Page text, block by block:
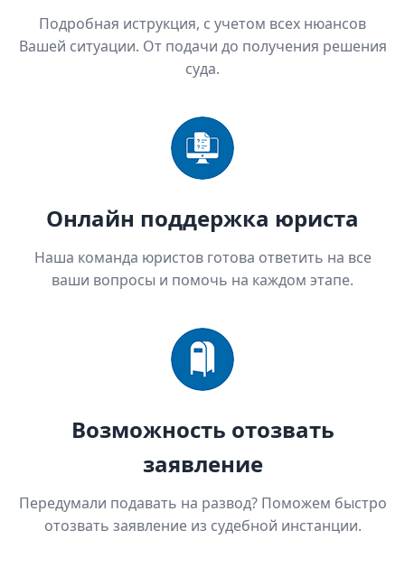
Подробная иструкция, с учетом всех нюансов
Вашей ситуации. От подачи до получения решения
суда.
Онлайн поддержка юриста
Наша команда юристов готова ответить на все
ваши вопросы и помочь на каждом этапе.
Возможность отозвать
заявление
Передумали подавать на развод? Поможем быстро
отозвать заявление из судебной инстанции.